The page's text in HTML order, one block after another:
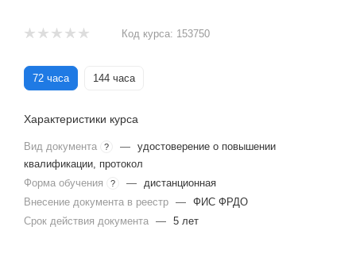
Код курса: 153750
72 часа 144 часа
Характеристики курса
Вид документа ? — удостоверение о повышении
квалификации, протокол
Форма обучения
? —
дистанционная
Внесение документа в реестр — ФИС ФРДО
Срок действия документа — 5 лет